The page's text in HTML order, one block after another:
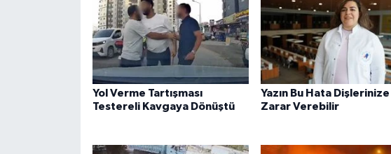
Yol Verme Tartışması
Testereli Kavgaya Dönüştü
Yazın Bu Hata Dişlerinize
Zarar Verebilir